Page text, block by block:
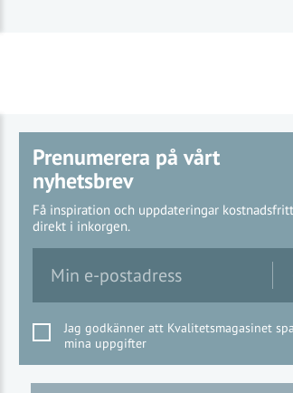
Prenumerera på vårt
nyhetsbrev
Få inspiration och uppdateringar kostnadsfritt
direkt i inkorgen.
Jag godkänner att Kvalitetsmagasinet
mina uppgifter